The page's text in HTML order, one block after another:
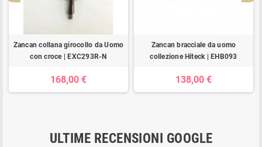
Zancan collana girocollo da Uomo
con croce | EXC293R-N
168,00 €
Zancan bracciale da uomo
collezione Hiteck | EHB093
138,00 €
ULTIME RECENSIONI GOOGLE